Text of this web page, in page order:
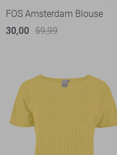
FOS Amsterdam Blouse
30,00 59,99